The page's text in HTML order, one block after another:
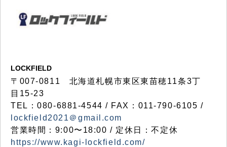
LOCKFIELD
〒007-0811 北海道札幌市東区東苗穂11条3丁
目15-23
TEL：080-6881-4544 / FAX：011-790-6105 /
lockfield2021＠gmail.com
営業時間：9:00〜18:00 / 定休日：不定休
https://www.kagi-lockfield.com/